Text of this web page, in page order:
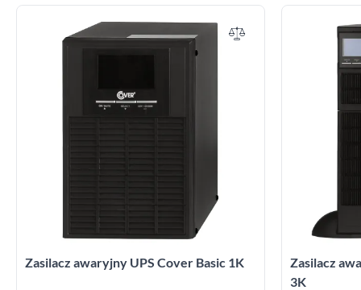
Zasilacz awaryjny UPS Cover Basic 1K
Zasilacz
3K